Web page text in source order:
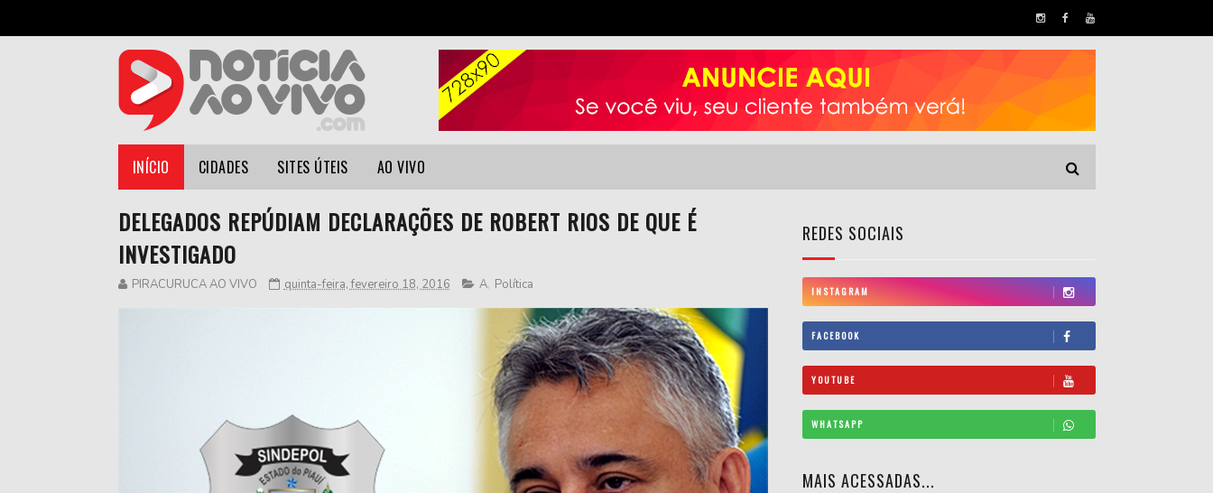
INÍCIO CIDADES SITES ÚTEIS AO VIVO
DELEGADOS REPÚDIAM DECLARAÇÕES DE ROBERT RIOS DE QUE É
INVESTIGADO
PIRACURUCA AO VIVO quinta-feira, fevereiro 18, 2016 A, Política
REDES SOCIAIS
INSTAGRAM
FACEBOOK
YOUTUBE
WHATSAPP
MAIS ACESSADAS...